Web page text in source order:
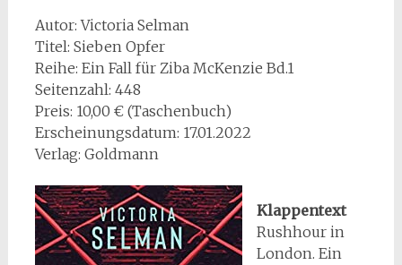
Autor: Victoria Selman
Titel: Sieben Opfer
Reihe: Ein Fall für Ziba McKenzie Bd.1
Seitenzahl: 448
Preis: 10,00 € (Taschenbuch)
Erscheinungsdatum: 17.01.2022
Verlag: Goldmann
Klappentext
Rushhour in
London. Ein